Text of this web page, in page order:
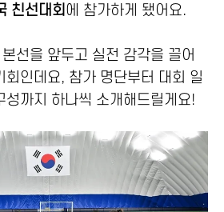
친선대회 에 참가하게 됐어요.
선을 앞두고 실전 감각을 끌어
회인데요, 참가 명단부터 대회 일
성까지 하나씩 소개해드릴게요!